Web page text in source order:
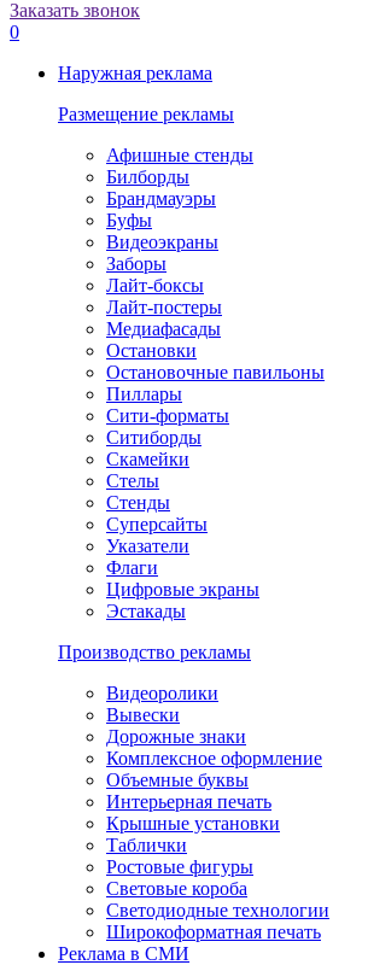
Заказать звонок
0
Наружная реклама
Размещение рекламы
Афишные стенды
Билборды
Брандмауэры
Буфы
Видеоэкраны
Заборы
Лайт-боксы
Лайт-постеры
Медиафасады
Остановки
Остановочные павильоны
Пиллары
Сити-форматы
Ситиборды
Скамейки
Стелы
Стенды
Суперсайты
Указатели
Флаги
Цифровые экраны
Эстакады
Производство рекламы
Видеоролики
Вывески
Дорожные знаки
Комплексное оформление
Объемные буквы
Интерьерная печать
Крышные установки
Таблички
Ростовые фигуры
Световые короба
Светодиодные технологии
Широкоформатная печать
Реклама в СМИ